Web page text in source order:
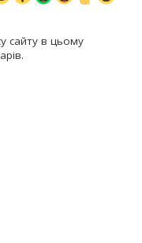
сайту в цьому